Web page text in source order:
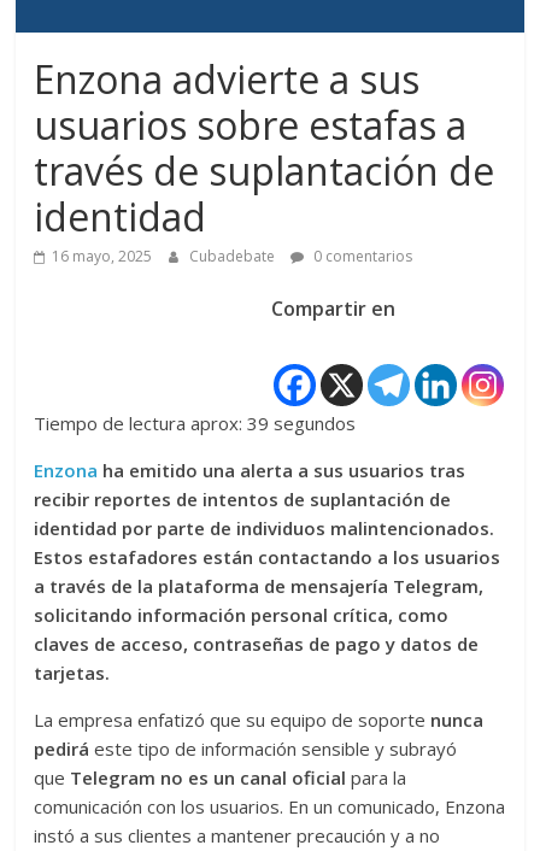
Enzona advierte a sus
usuarios sobre estafas a
través de suplantación de
identidad
16 mayo, 2025 Cubadebate 0 comentarios
Compartir en
Tiempo de lectura aprox: 39 segundos
Enzona ha emitido una alerta a sus usuarios tras
recibir reportes de intentos de suplantación de
identidad por parte de individuos malintencionados.
Estos estafadores están contactando a los usuarios
a través de la plataforma de mensajería Telegram,
solicitando información personal crítica, como
claves de acceso, contraseñas de pago y datos de
tarjetas.
La empresa enfatizó que su equipo de soporte nunca
pedirá este tipo de información sensible y subrayó
que Telegram no es un canal oficial para la
comunicación con los usuarios. En un comunicado, Enzona
instó a sus clientes a mantener precaución y a no